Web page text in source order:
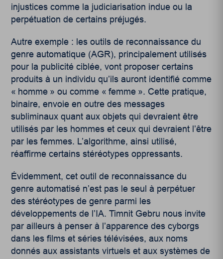
injustices comme la judiciarisation indue ou la
perpétuation de certains préjugés.
Autre exemple : les outils de reconnaissance du
genre automatique (AGR), principalement utilisés
pour la publicité ciblée, vont proposer certains
produits à un individu qu’ils auront identifié comme
« homme » ou comme « femme ». Cette pratique,
binaire, envoie en outre des messages
subliminaux quant aux objets qui devraient être
utilisés par les hommes et ceux qui devraient l’être
par les femmes. L’algorithme, ainsi utilisé,
réaffirme certains stéréotypes oppressants.
Évidemment, cet outil de reconnaissance du
genre automatisé n’est pas le seul à perpétuer
des stéréotypes de genre parmi les
développements de l’IA. Timnit Gebru nous invite
par ailleurs à penser à l’apparence des cyborgs
dans les films et séries télévisées, aux noms
donnés aux assistants virtuels et aux systèmes de